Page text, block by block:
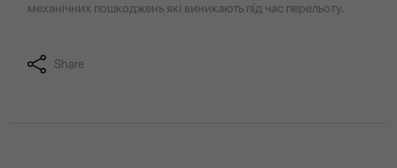
механічних пошкоджень які виникають під час перельоту.
Share